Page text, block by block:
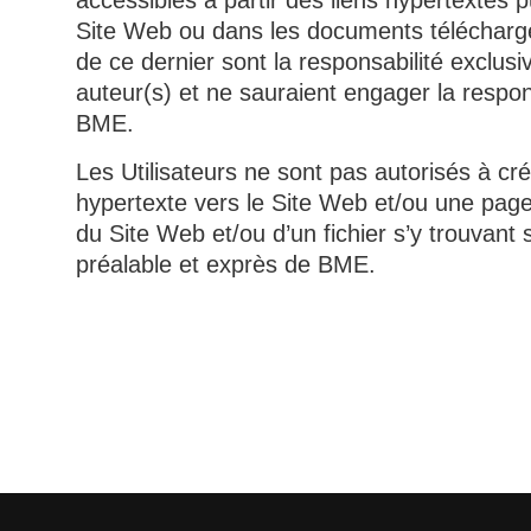
Site Web ou dans les documents
de ce dernier sont la responsabilité
auteur(s) et ne sauraient engager la
BME.
Les Utilisateurs ne sont pas autorisés à
hypertexte vers le Site Web et/ou une
du Site Web et/ou d’un fichier s’y trouvant
préalable et exprès de BME.